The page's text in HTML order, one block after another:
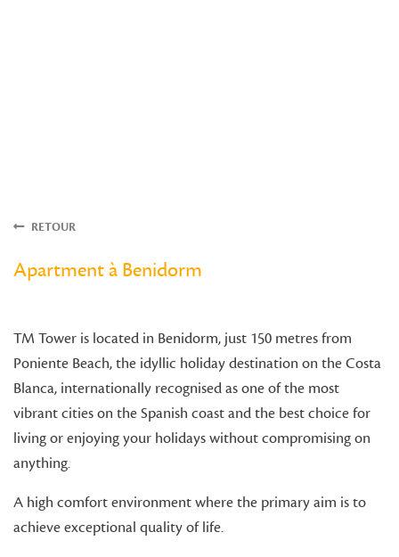
RETOUR
Apartment à Benidorm
TM Tower is located in Benidorm, just 150 metres from
Poniente Beach, the idyllic holiday destination on the Costa
Blanca, internationally recognised as one of the most
vibrant cities on the Spanish coast and the best choice for
living or enjoying your holidays without compromising on
anything.
A high comfort environment where the primary aim is to
achieve exceptional quality of life.